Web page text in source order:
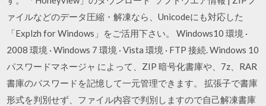
ァイルなどのデータ圧縮・解凍なら、Unicodeにも対応した
「Explzh for Windows」をご活用下さい。 Windows10 環境 ·
2008 環境 · Windows 7 環境 · Vista 環境 · FTP 接続. Windows 10
パスワードマネージャ によって、ZIP 暗号化書庫や、7z、RAR
書庫のパスワードを記憶して一元管理できます。 拡張子で書庫
形式を判別せず、ファイル内容で判別しますので自己解凍書庫